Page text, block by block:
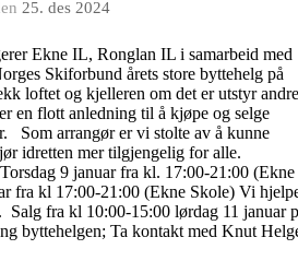
25. des 2024
Ekne IL, Ronglan IL i samarbeid med
Skiforbund årets store byttehelg på
loftet og kjelleren om det er utstyr andre
en flott anledning til å kjøpe og selge
Som arrangør er vi stolte av å kunne
idretten mer tilgjengelig for alle.
9 januar fra kl. 17:00-21:00 (Ekne
fra kl 17:00-21:00 (Ekne Skole) Vi
Salg fra kl 10:00-15:00 lørdag 11 januar
byttehelgen; Ta kontakt med Knut